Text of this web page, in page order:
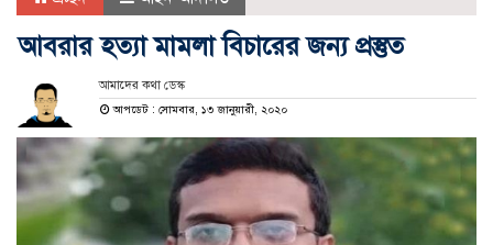
আবরার হত্যা মামলা বিচারের জন্য প্রস্তুত
আমাদের কথা ডেস্ক
আপডেট : সোমবার, ১৩ জানুয়ারী, ২০২০